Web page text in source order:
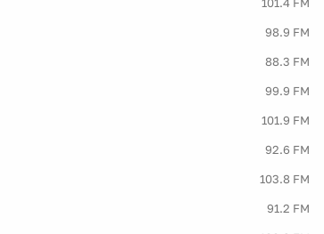
101.4 FM
98.9 FM
88.3 FM
99.9 FM
101.9 FM
92.6 FM
103.8 FM
91.2 FM